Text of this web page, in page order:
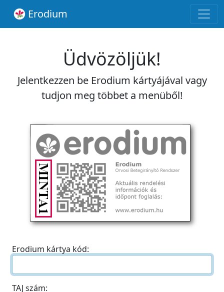
Erodium
Üdvözöljük!
Jelentkezzen be Erodium kártyájával vagy
tudjon meg többet a menüből!
Erodium kártya kód:
TAJ szám: